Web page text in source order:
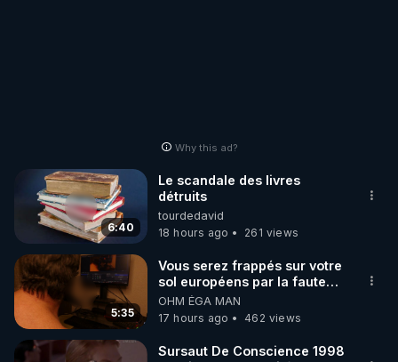
Why this ad?
6:40
Le scandale des livres
détruits
tourdedavid
18 hours ago
261 views
5:35
Vous serez frappés sur votre
sol européens par la faute
des dirigeants qui s'en
mettent dans le nez
OHM ÉGA MAN
17 hours ago
462 views
Sursaut De Conscience 1998